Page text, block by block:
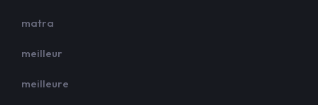
matra
meilleur
meilleure